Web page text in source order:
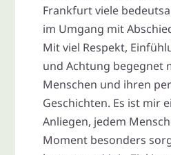
Frankfurt viele
im Umgang mit
Mit viel Respekt,
und Achtung begegnet
Menschen und ihren
Geschichten. Es ist mir
Anliegen, jedem
Moment besonders